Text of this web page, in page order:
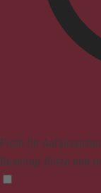
Profil für
Beseitigt Blitze und